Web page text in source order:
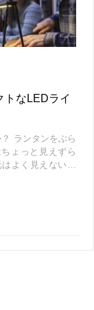
トなLEDライ
ランタンをぶら
ょっと見えずら
はよく見えない…